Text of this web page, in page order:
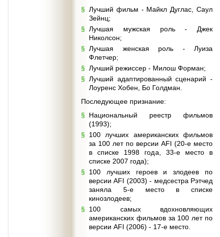
Лучший фильм - Майкл Дуглас, Саул
Зейнц;
Лучшая мужская роль - Джек
Николсон;
Лучшая женская роль - Луиза
Флетчер;
Лучший режиссер - Милош Форман;
Лучший адаптированный сценарий -
Лоуренс Хобен, Бо Голдман.
Последующее признание:
Национальный реестр фильмов
(1993);
100 лучших американских фильмов
за 100 лет по версии AFI (20-е место
в списке 1998 года, 33-е место в
списке 2007 года);
100 лучших героев и злодеев по
версии AFI (2003) - медсестра Рэтчед
заняла 5-е место в списке
кинозлодеев;
100 самых вдохновляющих
американских фильмов за 100 лет по
версии AFI (2006) - 17-е место.